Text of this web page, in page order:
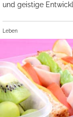
und geistige
Leben